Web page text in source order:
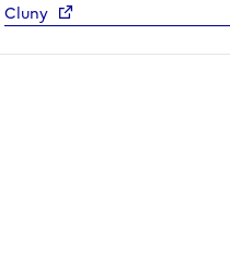
Cluny